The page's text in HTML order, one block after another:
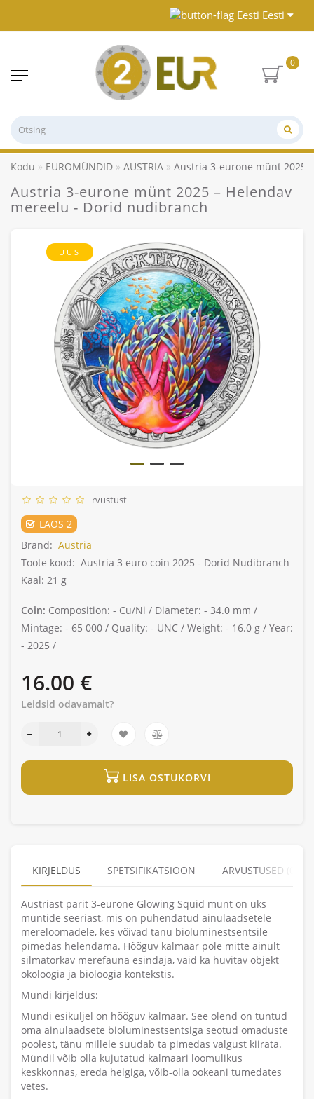
Eesti
0
Kodu EUROMÜNDID AUSTRIA Austria 3-eurone münt 2025
Austria 3-eurone münt 2025 – Helendav
mereelu - Dorid nudibranch
UUS
rvustust
LAOS 2
Bränd: Austria
Toote kood: Austria 3 euro coin 2025 - Dorid Nudibranch
Kaal: 21 g
Coin: Composition: - Cu/Ni / Diameter: - 34.0 mm /
Mintage: - 65 000 / Quality: - UNC / Weight: - 16.0 g / Year:
- 2025 /
16.00 €
Leidsid odavamalt?
LISA OSTUKORVI
KIRJELDUS SPETSIFIKATSIOON ARVUSTUSED (0)
Austriast pärit 3-eurone Glowing Squid münt on üks
müntide seeriast, mis on pühendatud ainulaadsetele
mereloomadele, kes võivad tänu bioluminestsentsile
pimedas helendama. Hõõguv kalmaar pole mitte ainult
silmatorkav merefauna esindaja, vaid ka huvitav objekt
ökoloogia ja bioloogia kontekstis.
Mündi kirjeldus:
Mündi esiküljel on hõõguv kalmaar. See olend on tuntud
oma ainulaadsete bioluminestsentsiga seotud omaduste
poolest, tänu millele suudab ta pimedas valgust kiirata.
Mündil võib olla kujutatud kalmaari loomulikus
keskkonnas, ereda helgiga, võib-olla ookeani tumedates
vetes.